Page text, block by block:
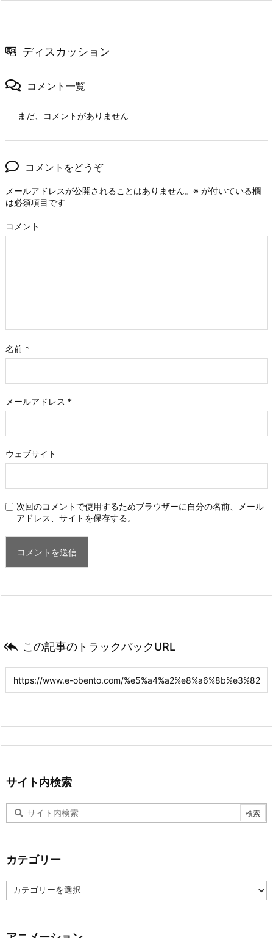
ディスカッション
コメント一覧
まだ、コメントがありません
コメントをどうぞ
メールアドレスが公開されることはありません。 ※ が付いている欄
は必須項目です
コメント
名前 *
メールアドレス *
ウェブサイト
次回のコメントで使用するためブラウザーに自分の名前、メール
アドレス、サイトを保存する。
 この記事のトラックバックURL
サイト内検索
カテゴリー
テ
ー